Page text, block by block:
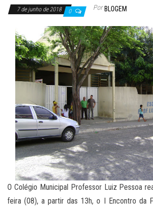
7 de junho de 2018 0 Por BLOGEM
O Colégio Municipal Professor Luiz Pessoa
feira (08), a partir das 13h, o I Encontro da